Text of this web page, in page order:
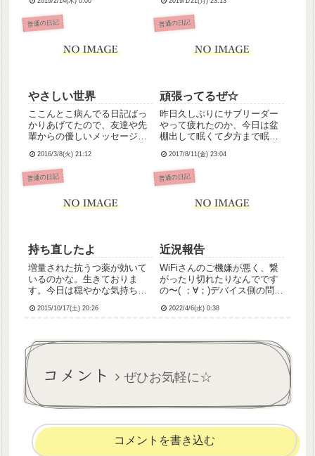
けの貴重な半日をちょっと損
した気分(´-ω-`)まぁそれはお
いといて( ˙³˙ )ﾉ気になってい
た！わぁ女子っ...
普通の日記
やさしい世界
ここんとこ病んでる日記ばっ
かりあげてたので、友達や先
輩からの優しいメッセージで
学校の友達より-点滴してるっ
て聞いたからさ。嘔気つらい
ね。無理しないでね。皆に甘
も助けられてるから私も力に
2016/3/8(火) 21:12
普通の日記
頑張ってるぜ☆
昨日久しぶりにサブリーダー
やって疲れたのか、今日は盆
棚出して眠くて夕方まで眠っ
の病棟では点滴する人はほと
んどいないのですが、体調崩
してDIV1日4本キープの人が
理したんです💦私、採血...
2017/8/11(金) 23:04
普通の日記
持ち直したよ
増量された抗うつ薬が効いて
いるのかな。生きておりま
す。今日は穏やかな気持ちで
た。あんなにしにたいしにた
りました。ほとんどなんにも
しないでぼーっとしていた一
日だった...
2015/10/17(土) 20:26
普通の日記
近況報告
WiFiさんのご機嫌が悪く、繋
がったり切れたりなんでです
の〜( ；∀；)デバイス側の問題
題なのかすらよくわからず。
て詳しいわけでもないので、
2022/4/6(水) 0:38
コメント ぜひお気軽に☆
コメントを書き込む